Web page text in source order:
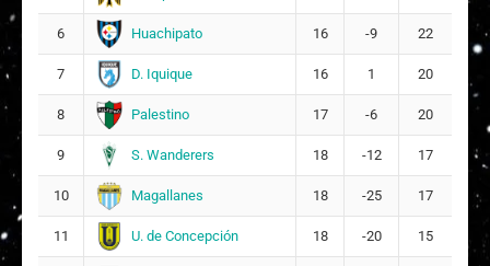
6 Huachipato 16 -9 22
7 D. Iquique 16 1 20
8 Palestino 17 -6 20
9 S. Wanderers 18 -12 17
10 Magallanes 18 -25 17
11 U. de Concepción 18 -20 15